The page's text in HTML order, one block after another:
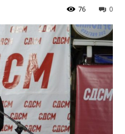
0
76